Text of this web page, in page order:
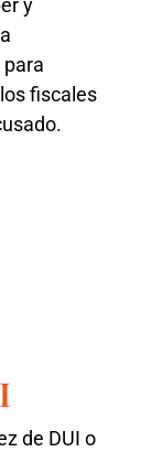
y
fiscales
de DUI o